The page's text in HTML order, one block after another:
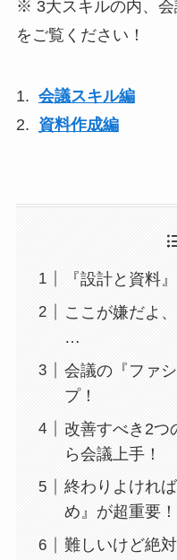
※ 3大スキルの内、
をご覧ください！
1. 会議スキル編
2. 資料作成編
『設計と資料
ここが嫌だよ
…
会議の『ファ
プ！
改善すべき2つ
ら会議上手！
終わりよけれ
め』が超重要！
難しいけど絶